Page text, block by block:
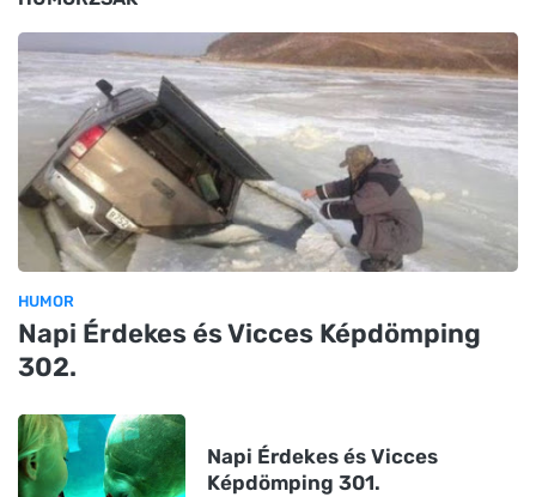
HUMOR
Napi Érdekes és Vicces Képdömping
302.
Napi Érdekes és Vicces
Képdömping 301.